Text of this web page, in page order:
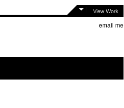
View Work
email me